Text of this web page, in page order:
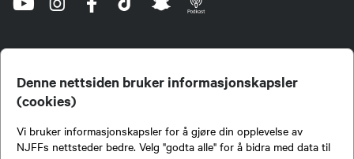
Denne nettsiden bruker informasjonskapsler
(cookies)
Vi bruker informasjonskapsler for å gjøre din opplevelse av
NJFFs nettsteder bedre. Velg "godta alle" for å bidra med data til
jegere og sportsfiskere og et av de viktigste miljøene for formidling av kunnskap om jakt og
fiske i Norge. Vi er en partipolitisk nøytral organisasjon, men har et sterkt jakt-, fiske-, og